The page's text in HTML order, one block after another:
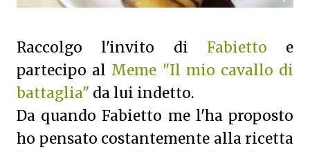
Raccolgo l'invito di Fabietto e
partecipo al Meme "Il mio cavallo di
battaglia" da lui indetto.
Da quando Fabietto me l'ha proposto
ho pensato costantemente alla ricetta